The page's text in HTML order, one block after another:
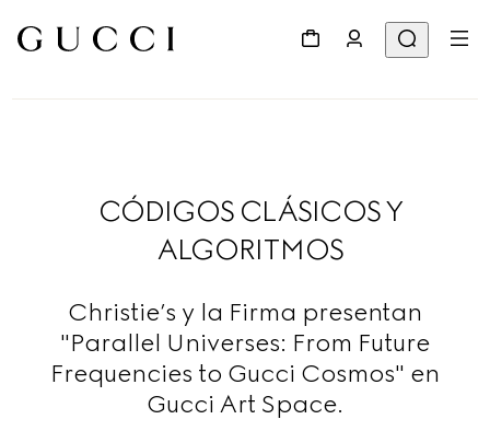
CÓDIGOS CLÁSICOS Y
ALGORITMOS
Christie’s y la Firma presentan
"Parallel Universes: From Future
Frequencies to Gucci Cosmos" en
Gucci Art Space.